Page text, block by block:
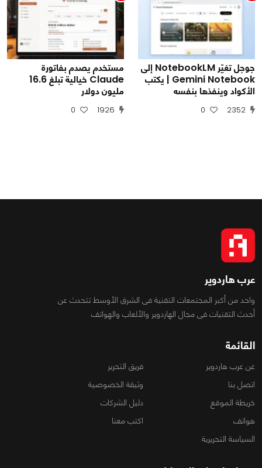
جوجل تغيّر NotebookLM إلى
Gemini Notebook | يكتب
الأكواد وينفذها بنفسه
2352
0
مستخدم يصدم بفاتورة
Claude خيالية تبلغ 16.6
مليون دولار
1926
0
عرب هاردوير
واحد من أكبر المجتمعات التقنية فى الشرق الأوسط تتحدث عن
أحدث التقنيات فى مجال الهاردوير والألعاب والهواتف
القائمة
عن عرب هاردوير
فريق التحرير
اتصل بنا
وثيقة الخصوصية
خريطة الموقع
دليل الشركات
هواتف
اكتب معنا
السياسة التحريرية